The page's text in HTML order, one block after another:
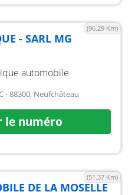
(96.29 Km)
- SARL MG
automobile
- 88300, Neufchâteau
numéro
(51.37 Km)
DE LA MOSELLE